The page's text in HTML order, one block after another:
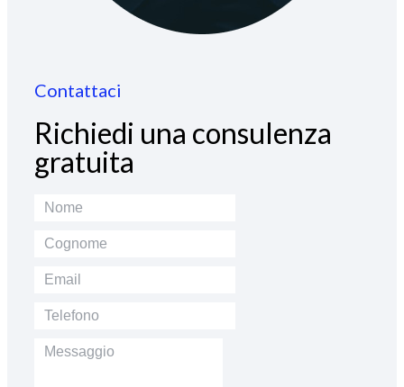
Contattaci
Richiedi una consulenza
gratuita